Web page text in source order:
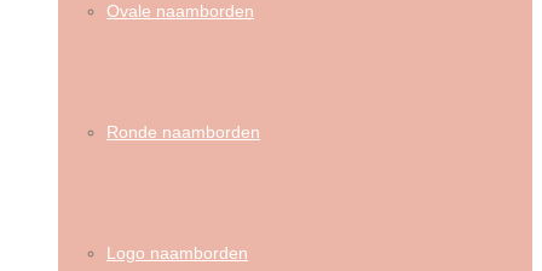
Ovale naamborden
Ronde naamborden
Logo naamborden